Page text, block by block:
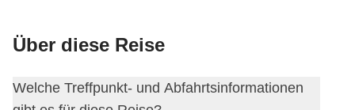
Über diese Reise
Welche Treffpunkt- und Abfahrtsinformationen